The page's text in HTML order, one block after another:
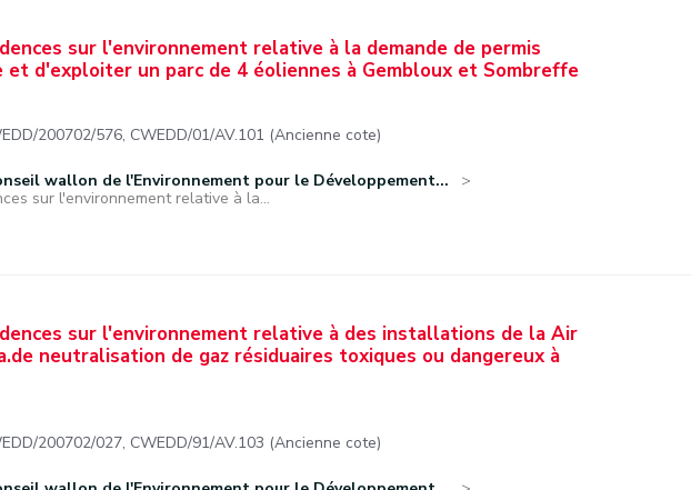
sur l'environnement relative à la demande de permis
et d'exploiter un parc de 4 éoliennes à Gembloux et Sombreffe
200702/576, CWEDD/01/AV.101 (Ancienne cote)
wallon de l'Environnement pour le Développement...
sur l'environnement relative à la...
sur l'environnement relative à des installations de la Air
neutralisation de gaz résiduaires toxiques ou dangereux à
200702/027, CWEDD/91/AV.103 (Ancienne cote)